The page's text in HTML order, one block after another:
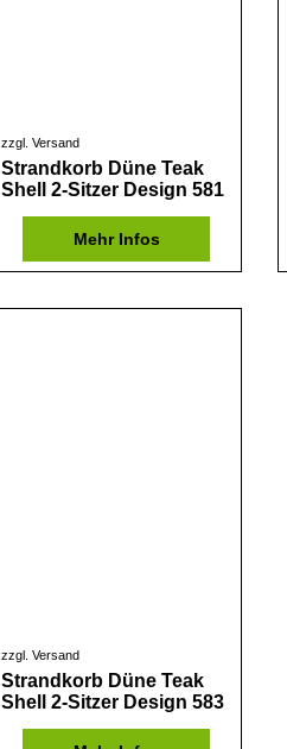
zzgl. Versand
Strandkorb Düne Teak
Shell 2-Sitzer Design 581
Mehr Infos
zzgl. Versand
Strandkorb Düne Teak
Shell 2-Sitzer Design 583